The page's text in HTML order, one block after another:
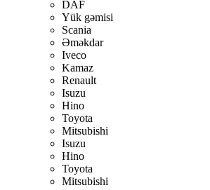
DAF
Yük gəmisi
Scania
Əməkdar
Iveco
Kamaz
Renault
Isuzu
Hino
Toyota
Mitsubishi
Isuzu
Hino
Toyota
Mitsubishi